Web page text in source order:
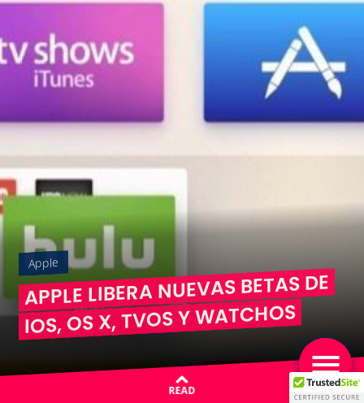
Apple
APPLE LIBERA NUEVAS BETAS DE
IOS, OS X, TVOS Y WATCHOS
READ